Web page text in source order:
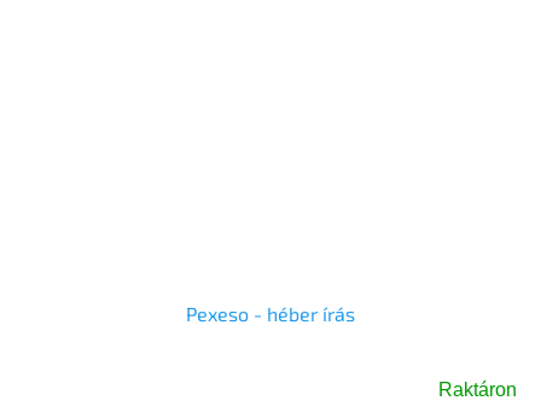
Pexeso - héber írás
Raktáron